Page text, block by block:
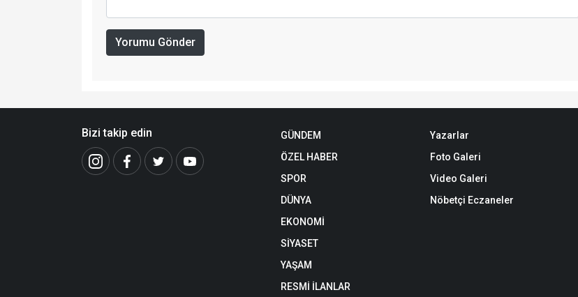
Yorumu Gönder
Bizi takip edin
GÜNDEM
ÖZEL HABER
SPOR
DÜNYA
EKONOMİ
SİYASET
YAŞAM
RESMİ İLANLAR
Yazarlar
Foto Galeri
Video Galeri
Nöbetçi Eczaneler